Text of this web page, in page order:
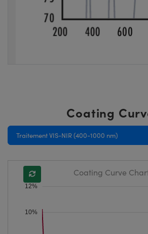
Coating
Traitement VIS-NIR (400-1000 nm)
10%
12%
Coating Curve